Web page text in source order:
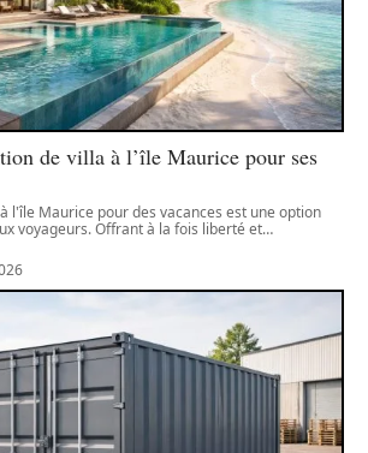
de villa à l’île Maurice pour ses
l'île Maurice pour des vacances est une option
voyageurs. Offrant à la fois liberté et…